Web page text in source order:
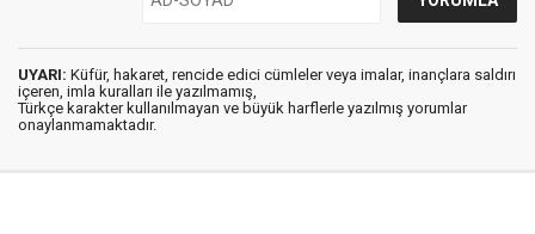
UYARI: Küfür, hakaret, rencide edici cümleler veya imalar, inançlara saldırı
içeren, imla kuralları ile yazılmamış,
Türkçe karakter kullanılmayan ve büyük harflerle yazılmış yorumlar
onaylanmamaktadır.